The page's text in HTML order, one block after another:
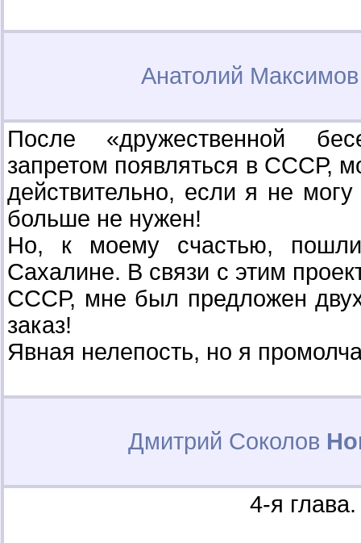
Анатолий
После «дружественной
запретом появляться в СССР,
действительно, если я не
больше не нужен!
Но, к моему счастью,
Сахалине. В связи с этим
СССР, мне был предложен
заказ!
Явная нелепость, но я
Дмитрий Соколов
4-я